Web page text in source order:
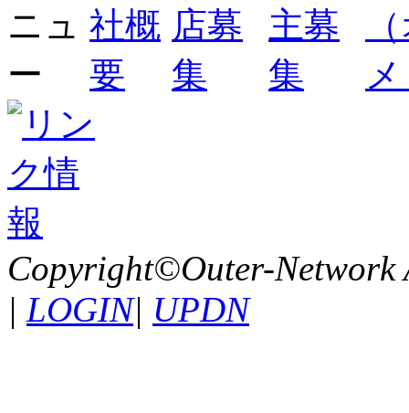
Copyright©Outer-Network
| LOGIN| UPDN